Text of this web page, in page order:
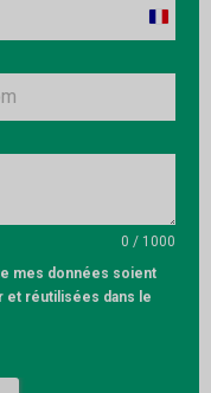
France
0 / 1000
mes données soient
réutilisées dans le